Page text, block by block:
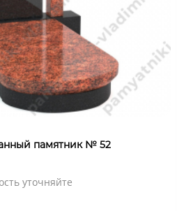
памятник № 52
уточняйте